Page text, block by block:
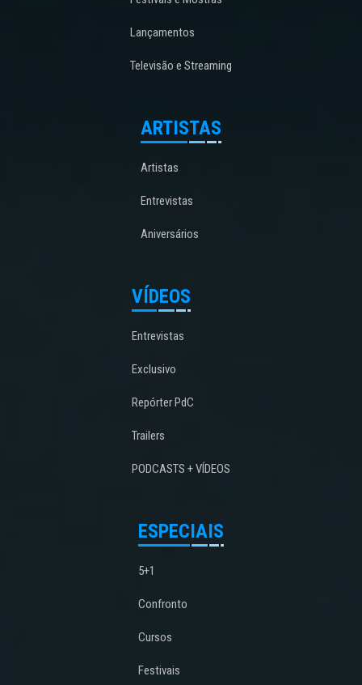
Lançamentos
Televisão e Streaming
ARTISTAS
Artistas
Entrevistas
Aniversários
VÍDEOS
Entrevistas
Exclusivo
Repórter PdC
Trailers
PODCASTS + VÍDEOS
ESPECIAIS
5+1
Confronto
Cursos
Festivais